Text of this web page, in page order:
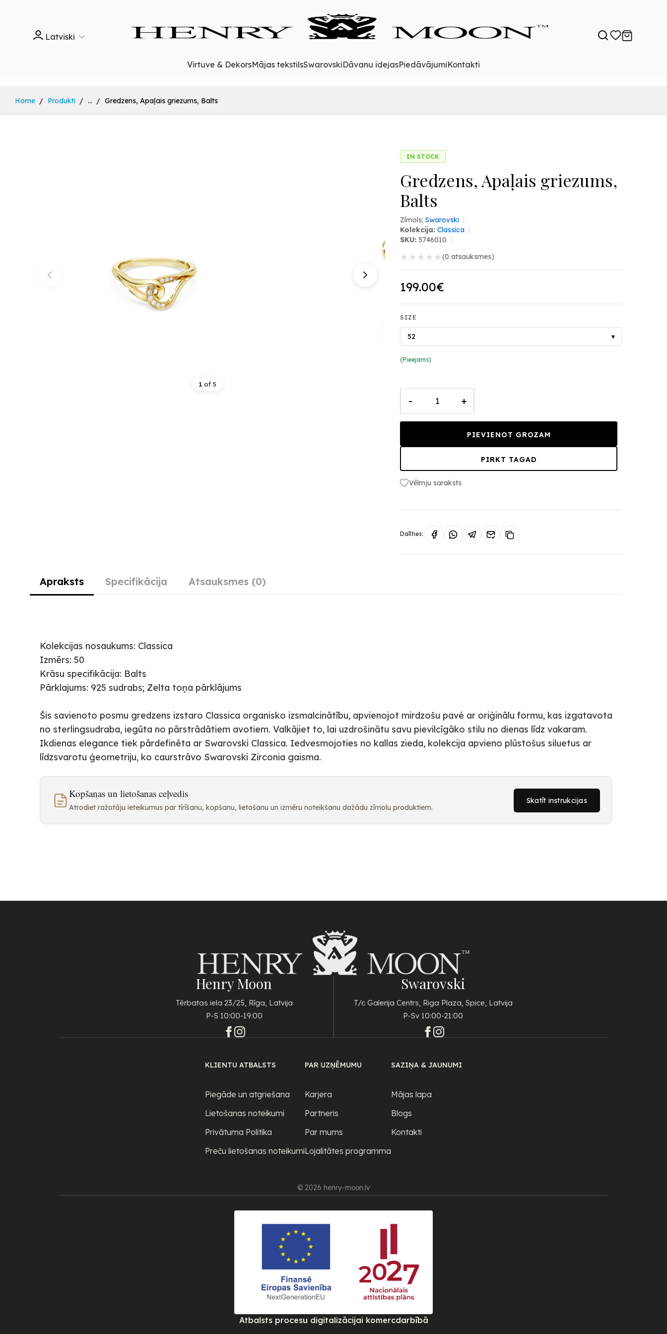
Latviski
Virtuve & DekorsMājas tekstilsSwarovskiDāvanu idejasPiedāvājumiKontakti
Home Produkti ... Gredzens, Apaļais griezums, Balts
1 of5
IN STOCK
Gredzens, Apaļais griezums,
Balts
Zīmols:Swarovski
Kolekcija: Classica
SKU: 5746010
★ ★ ★ ★ ★(0 atsauksmes)
199.00€
SIZE
52 ▾
(Pieejams)
- +
PIEVIENOT GROZAM
PIRKT TAGAD
Vēlmju saraksts
Dalīties:
Apraksts Specifikācija Atsauksmes (0)
Kolekcijas nosaukums: Classica
Izmērs: 50
Krāsu specifikācija: Balts
Pārklajums: 925 sudrabs; Zelta toņa pārklājums
Šis savienoto posmu gredzens izstaro Classica organisko izsmalcinātību, apvienojot mirdzošu pavé ar oriģinālu formu, kas izgatavota
no sterlingsudraba, iegūta no pārstrādātiem avotiem. Valkājiet to, lai uzdrošinātu savu pievilcīgāko stilu no dienas līdz vakaram.
Ikdienas elegance tiek pārdefinēta ar Swarovski Classica. Iedvesmojoties no kallas zieda, kolekcija apvieno plūstošus siluetus ar
līdzsvarotu ģeometriju, ko caurstrāvo Swarovski Zirconia gaisma.
Kopšanas un lietošanas ceļvedis
Atrodiet ražotāju ieteikumus par tīrīšanu, kopšanu, lietošanu un izmēru noteikšanu dažādu zīmolu produktiem.
Skatīt instrukcijas
Henry Moon
Tērbatas iela 23/25, Rīga, Latvija
P-S 10:00-19:00
Swarovski
T/c Galerija Centrs, Riga Plaza, Spice, Latvija
P-Sv 10:00-21:00
KLIENTU ATBALSTS
Piegāde un atgriešana
Lietošanas noteikumi
Privātuma Politika
Preču lietošanas noteikumi
PAR UZŅĒMUMU
Karjera
Partneris
Par mums
Lojalitātes programma
SAZIŅA & JAUNUMI
Mājas lapa
Blogs
Kontakti
© 2026 henry-moon.lv
Atbalsts procesu digitalizācijai komercdarbībā